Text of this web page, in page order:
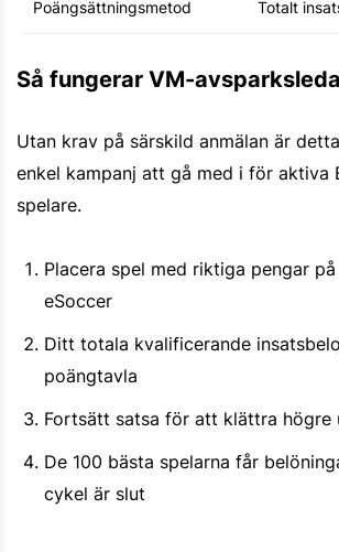
Poängsättningsmetod Totalt
Så fungerar VM-
Utan krav på särskild anmälan är
enkel kampanj att gå med i för aktiva
spelare.
Placera spel med riktiga pengar på
eSoccer
Ditt totala kvalificerande
poängtavla
Fortsätt satsa för att klättra högre
De 100 bästa spelarna får
cykel är slut